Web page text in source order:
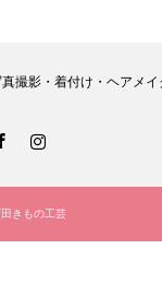
撮影・着付け・ヘアメイ
きもの工芸